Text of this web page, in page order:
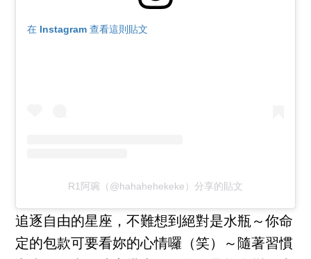
在 Instagram 查看這則貼文
R1阿琬（@hahahehekeke）分享的貼文
追逐自由的星座，不難想到絕對是水瓶～你命
定的包款可要看妳的心情囉（笑）～隨著習慣